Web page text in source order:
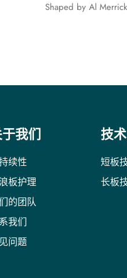
Shaped by Al Merrick
我们
续性
板护理
的团队
我们
问题
技
短板
长板